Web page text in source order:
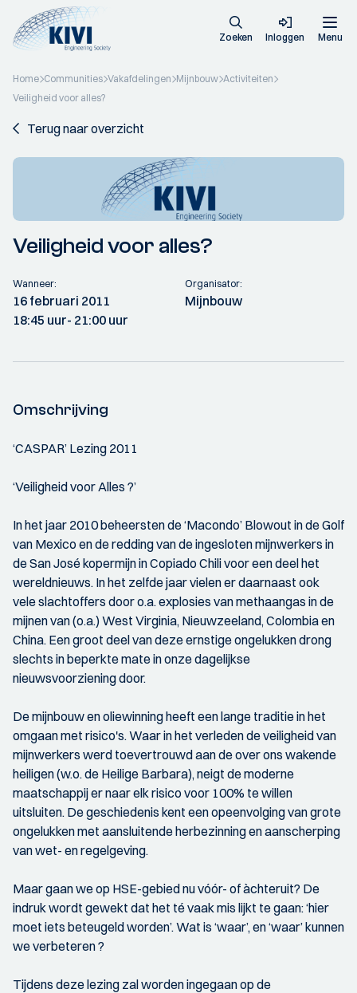
Zoeken Inloggen Menu
Home Communities Vakafdelingen Mijnbouw Activiteiten
Veiligheid voor alles?
Terug naar overzicht
Veiligheid voor alles?
Wanneer:
16 februari 2011
18:45 uur- 21:00 uur
Organisator:
Mijnbouw
Omschrijving
‘CASPAR’ Lezing 2011
‘Veiligheid voor Alles ?’
In het jaar 2010 beheersten de ‘Macondo’ Blowout in de Golf
van Mexico en de redding van de ingesloten mijnwerkers in
de San José kopermijn in Copiado Chili voor een deel het
wereldnieuws. In het zelfde jaar vielen er daarnaast ook
vele slachtoffers door o.a. explosies van methaangas in de
mijnen van (o.a.) West Virginia, Nieuwzeeland, Colombia en
China. Een groot deel van deze ernstige ongelukken drong
slechts in beperkte mate in onze dagelijkse
nieuwsvoorziening door.
De mijnbouw en oliewinning heeft een lange traditie in het
omgaan met risico's. Waar in het verleden de veiligheid van
mijnwerkers werd toevertrouwd aan de over ons wakende
heiligen (w.o. de Heilige Barbara), neigt de moderne
maatschappij er naar elk risico voor 100% te willen
uitsluiten. De geschiedenis kent een opeenvolging van grote
ongelukken met aansluitende herbezinning en aanscherping
van wet- en regelgeving.
Maar gaan we op HSE-gebied nu vóór- of àchteruit? De
indruk wordt gewekt dat het té vaak mis lijkt te gaan: ‘hier
moet iets beteugeld worden’. Wat is ‘waar’, en ‘waar’ kunnen
we verbeteren ?
Tijdens deze lezing zal worden ingegaan op de